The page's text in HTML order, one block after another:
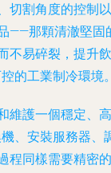
切割角度的控制以
——那顆清澈堅固
不易碎裂，提升飲
的工業制冷環境
維護一個穩定、高
、安裝服務器、
程同樣需要精密的